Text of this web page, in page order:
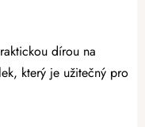
dírou na
který je užitečný pro